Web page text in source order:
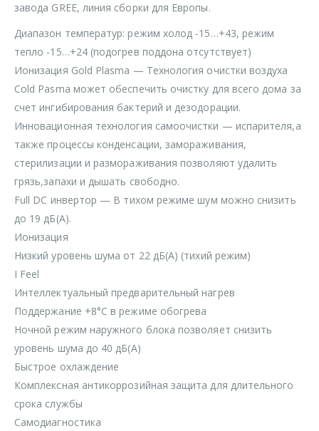
завода GREE, линия сборки для Европы.
Диапазон температур: режим холод -15…+43, режим
тепло -15…+24 (подогрев поддона отсутствует)
Ионизация Gold Plasma — Технология очистки воздуха
Cold Pasma может обеспечить очистку для всего дома за
счет ингибирования бактерий и дезодорации.
Инновационная технология самоочистки — испарителя,а
также процессы конденсации, замораживания,
стерилизации и размораживания позволяют удалить
грязь,запахи и дышать свободно.
Full DC инвертор — В тихом режиме шум можно снизить
до 19 дБ(А).
Ионизация
Низкий уровень шума от 22 дБ(A) (тихий режим)
I Feel
Интеллектуальный предварительный нагрев
Поддержание +8°С в режиме обогрева
Ночной режим наружного блока позволяет снизить
уровень шума до 40 дБ(А)
Быстрое охлаждение
Комплексная антикоррозийная защита для длительного
срока службы
Самодиагностика